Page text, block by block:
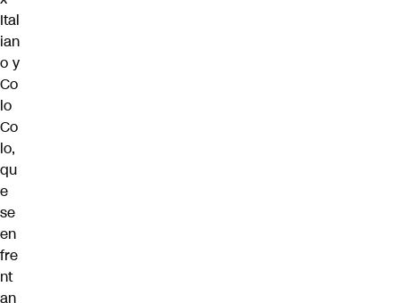
Ital
ian
o y
Co
lo
Co
lo,
qu
e
se
en
fre
nt
an